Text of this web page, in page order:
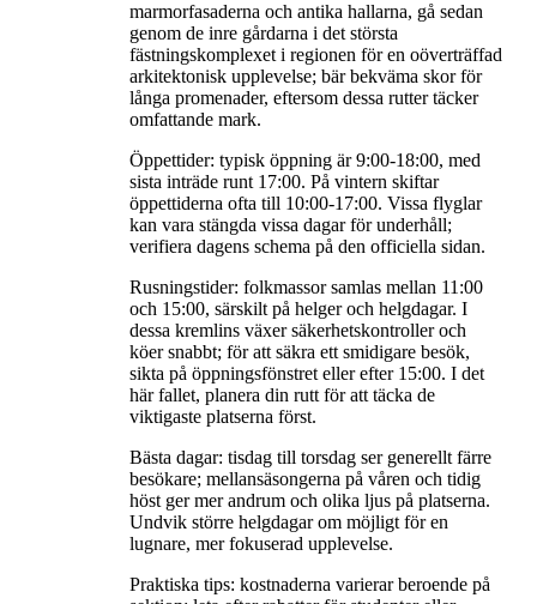
marmorfasaderna och antika hallarna, gå sedan
genom de inre gårdarna i det största
fästningskomplexet i regionen för en oöverträffad
arkitektonisk upplevelse; bär bekväma skor för
långa promenader, eftersom dessa rutter täcker
omfattande mark.
Öppettider: typisk öppning är 9:00-18:00, med
sista inträde runt 17:00. På vintern skiftar
öppettiderna ofta till 10:00-17:00. Vissa flyglar
kan vara stängda vissa dagar för underhåll;
verifiera dagens schema på den officiella sidan.
Rusningstider: folkmassor samlas mellan 11:00
och 15:00, särskilt på helger och helgdagar. I
dessa kremlins växer säkerhetskontroller och
köer snabbt; för att säkra ett smidigare besök,
sikta på öppningsfönstret eller efter 15:00. I det
här fallet, planera din rutt för att täcka de
viktigaste platserna först.
Bästa dagar: tisdag till torsdag ser generellt färre
besökare; mellansäsongerna på våren och tidig
höst ger mer andrum och olika ljus på platserna.
Undvik större helgdagar om möjligt för en
lugnare, mer fokuserad upplevelse.
Praktiska tips: kostnaderna varierar beroende på